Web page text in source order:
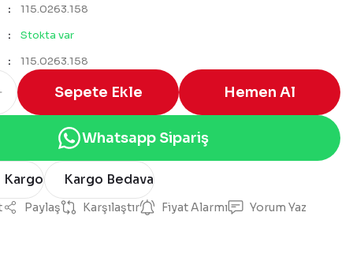
115.0263.158
Stokta var
115.0263.158
Sepete Ekle Hemen Al
Whatsapp Sipariş
Kargo Kargo Bedava
Paylaş Karşılaştır Fiyat Alarmı Yorum Yaz